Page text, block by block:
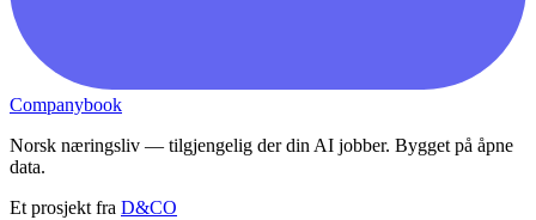
Companybook
Norsk næringsliv — tilgjengelig der din AI jobber. Bygget på åpne
data.
Et prosjekt fra D&CO